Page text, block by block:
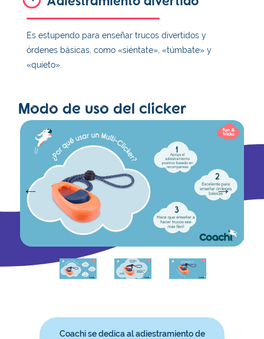
Es estupendo para enseñar trucos divertidos y
órdenes básicas, como «siéntate», «túmbate» y
«quieto».
Modo de uso del clicker
Coachi se dedica al adiestramiento de